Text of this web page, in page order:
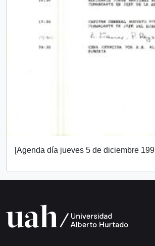
[Agenda día jueves 5 de diciembre